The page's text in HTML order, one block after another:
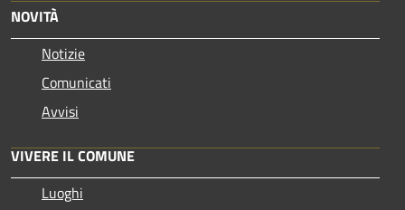
NOVITÀ
Notizie
Comunicati
Avvisi
VIVERE IL COMUNE
Luoghi